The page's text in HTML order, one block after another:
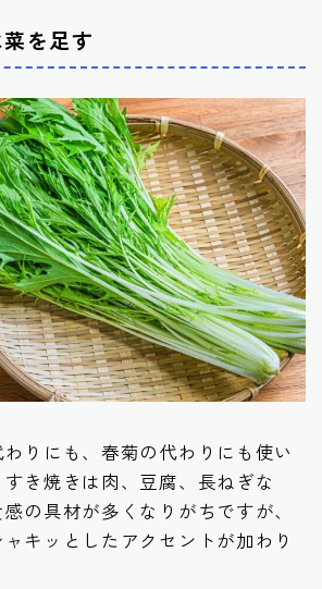
を足す
りにも、春菊の代わりにも使い
き焼きは肉、豆腐、長ねぎな
の具材が多くなりがちですが、
キッとしたアクセントが加わり